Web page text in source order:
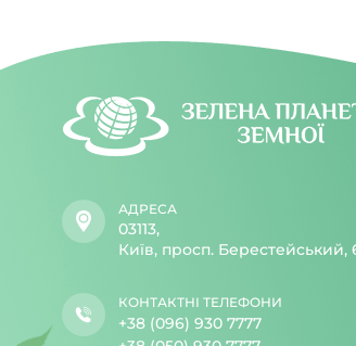
АДРЕСА
03113,
Київ, просп. Берестейський,
КОНТАКТНІ ТЕЛЕФОНИ
+38 (096) 930 7777